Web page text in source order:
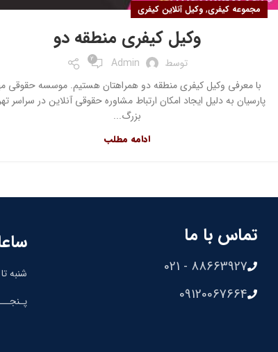
مجموعه کیفری, وکیل آنلاین کیفری
وکیل کیفری منطقه دو
توسط Admin
2
با معرفی وکیل کیفری منطقه دو همراهتان هستیم. موسسه حقوقی
پارسیان به دلیل ایجاد امکان ارتباط مشاوره حقوقی آنلاین در سراسر
بزرگ...
ادامه مطلب
تماس با ما
88663927 - 021
09120067664
شنبه تا